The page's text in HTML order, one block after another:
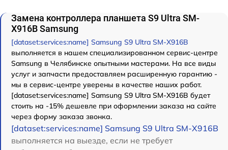
Замена контроллера планшета S9 Ultra SM-
X916B Samsung
[dataset:services:name] Samsung S9 Ultra SM-X916B
выполняется в нашем специализированном сервис-центре
Samsung в Челябинске опытными мастерами. На все виды
услуг и запчасти предоставляем расширенную гарантию -
мы в сервис-центре уверены в качестве наших работ.
[dataset:services:name] Samsung S9 Ultra SM-X916B будет
стоить на -15% дешевле при оформлении заказа на сайте
через форму заказа звонка.
[dataset:services:name] Samsung S9 Ultra SM-X916B
выполняется на выезде, если не требует